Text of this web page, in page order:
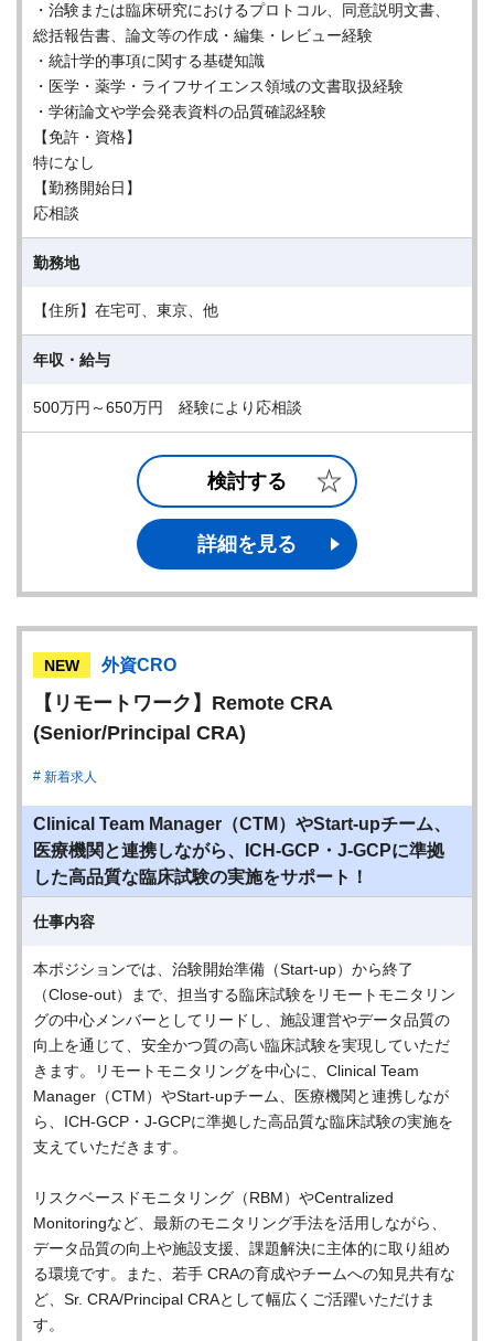
・治験または臨床研究におけるプロトコル、同意説明文書、
総括報告書、論文等の作成・編集・レビュー経験
・統計学的事項に関する基礎知識
・医学・薬学・ライフサイエンス領域の文書取扱経験
・学術論文や学会発表資料の品質確認経験
【免許・資格】
特になし
【勤務開始日】
応相談
勤務地
【住所】在宅可、東京、他
年収・給与
500万円～650万円 経験により応相談
検討する
詳細を見る
NEW 外資CRO
【リモートワーク】Remote CRA
(Senior/Principal CRA)
新着求人
Clinical Team Manager（CTM）やStart-upチーム、
医療機関と連携しながら、ICH-GCP・J-GCPに準拠
した高品質な臨床試験の実施をサポート！
仕事内容
本ポジションでは、治験開始準備（Start-up）から終了
（Close-out）まで、担当する臨床試験をリモートモニタリン
グの中心メンバーとしてリードし、施設運営やデータ品質の
向上を通じて、安全かつ質の高い臨床試験を実現していただ
きます。リモートモニタリングを中心に、Clinical Team
Manager（CTM）やStart-upチーム、医療機関と連携しなが
ら、ICH-GCP・J-GCPに準拠した高品質な臨床試験の実施を
支えていただきます。
リスクベースドモニタリング（RBM）やCentralized
Monitoringなど、最新のモニタリング手法を活用しながら、
データ品質の向上や施設支援、課題解決に主体的に取り組め
る環境です。また、若手 CRAの育成やチームへの知見共有な
ど、Sr. CRA/Principal CRAとして幅広くご活躍いただけま
す。